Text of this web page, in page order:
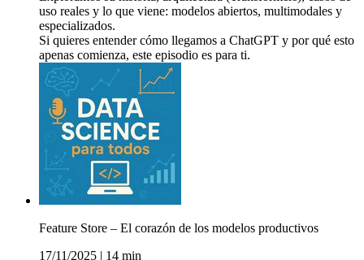
uso reales y lo que viene: modelos abiertos, multimodales y
especializados.
Si quieres entender cómo llegamos a ChatGPT y por qué esto
apenas comienza, este episodio es para ti.
Feature Store – El corazón de los modelos productivos
17/11/2025
14 min